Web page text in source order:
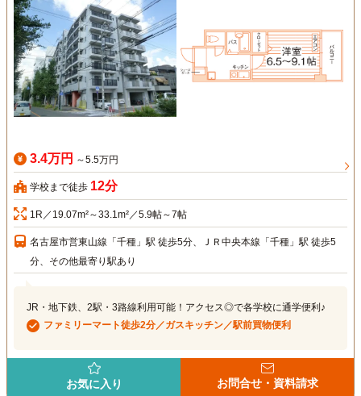
3.4万円 ～5.5万円
学校まで徒歩 12分
1R／19.07m²～33.1m²／5.9帖～7帖
名古屋市営東山線「千種」駅 徒歩5分、ＪＲ中央本線「千種」駅 徒歩5
分、その他最寄り駅あり
JR・地下鉄、2駅・3路線利用可能！アクセス◎で各学校に通学便利♪
ファミリーマート徒歩2分／ガスキッチン／駅前買物便利
お気に入り お問合せ・資料請求